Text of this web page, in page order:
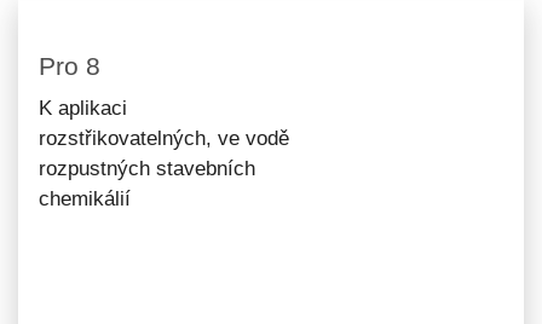
Pro 8
K aplikaci
rozstřikovatelných, ve vodě
rozpustných stavebních
chemikálií